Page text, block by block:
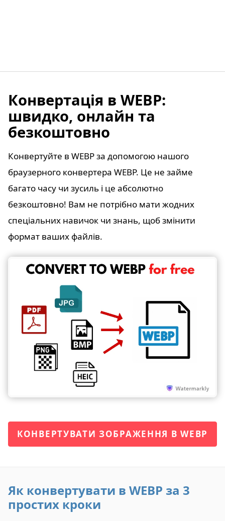
Конвертація в WEBP:
швидко, онлайн та
безкоштовно
Конвертуйте в WEBP за допомогою нашого
браузерного конвертера WEBP. Це не займе
багато часу чи зусиль і це абсолютно
безкоштовно! Вам не потрібно мати жодних
спеціальних навичок чи знань, щоб змінити
формат ваших файлів.
КОНВЕРТУВАТИ ЗОБРАЖЕННЯ В WEBP
Як конвертувати в WEBP за 3
простих кроки